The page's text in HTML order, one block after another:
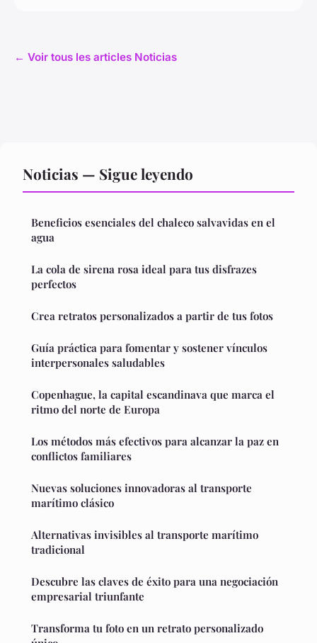
← Voir tous les articles Noticias
Noticias — Sigue leyendo
Beneficios esenciales del chaleco salvavidas en el
agua
La cola de sirena rosa ideal para tus disfrazes
perfectos
Crea retratos personalizados a partir de tus fotos
Guía práctica para fomentar y sostener vínculos
interpersonales saludables
Copenhague, la capital escandinava que marca el
ritmo del norte de Europa
Los métodos más efectivos para alcanzar la paz en
conflictos familiares
Nuevas soluciones innovadoras al transporte
marítimo clásico
Alternativas invisibles al transporte marítimo
tradicional
Descubre las claves de éxito para una negociación
empresarial triunfante
Transforma tu foto en un retrato personalizado